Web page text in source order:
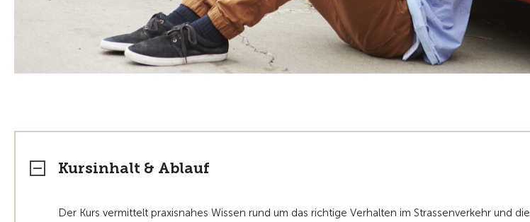
Kursinhalt & Ablauf
Der Kurs vermittelt praxisnahes Wissen rund um das richtige Verhalten im Strassenverkehr und die